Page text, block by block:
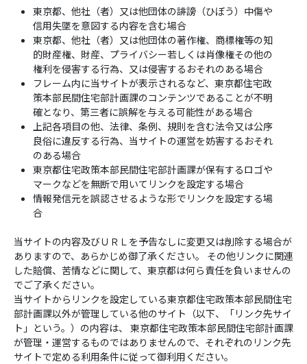
東京都、他社（者）又は他団体の誹謗（ひぼう）中傷や
信用失墜を意図する内容を含む場合
東京都、他社（者）又は他団体の著作権、商標権等の知
的財産権、財産、プライバシー若しくは肖像権その他の
権利を侵害する行為、又は侵害するおそれのある場合
フレーム内に当サイトが表示されるなど、東京都住宅政
策本部民間住宅部計画課のコンテンツであることが不明
確となり、第三者に誤解を与える可能性がある場合
上記各項目の他、法律、条例、規則を含む法令又は公序
良俗に違反する行為、当サイトの運営を妨害するおそれ
のある場合
東京都住宅政策本部民間住宅部計画課が保有するロゴや
マークなどを無断で用いてリンクを設定する場合
情報発信元を誤認させるような形でリンクを設定する場
合
当サイトの内容及びＵＲＬを予告なしに変更又は削除する場合が
ありますので、あらかじめ御了承ください。 その他リンクに関連
した賠償、苦情などに関して、東京都は何ら責任を負いませんの
でご了承ください。
当サイトからリンクを設定している東京都住宅政策本部民間住宅
部計画課以外が管理している他のサイト（以下、「リンク先サイ
ト」という。）の内容は、 東京都住宅政策本部民間住宅部計画課
が管理・運営するものではありませんので、それぞれのリンク先
サイトで定める利用条件に従って御利用ください。